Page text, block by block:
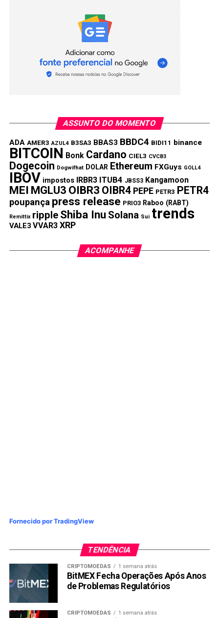
TÓPICOS RELACIONADOS: ETH
Gemini e Ripple lançam cartão de crédito XRP com
até 4% de cashback
ASSUNTO DO MOMENTO
ADA AMER3 AZUL4 B3SA3 BBAS3 BBDC4 BIDI11 binance
BITCOIN Bonk Cardano CIEL3 CVCB3
Dogecoin Dogwifhat DOLAR Ethereum FXGuys GOLL4
IBOV impostos IRBR3 ITUB4 JBSS3 Kangamoon
MEI MGLU3 OIBR3 OIBR4 PEPE PETR3 PETR4
poupança press release PRIO3 Raboo (RABT)
Remittix ripple Shiba Inu Solana Sui trends
VALE3 VVAR3 XRP
ACOMPANHE
Fornecido por TradingView
TENDÊNCIA
CRIPTOMOEDAS 1 semana atrás
BitMEX Fecha Operações Após Anos
de Problemas Regulatórios
CRIPTOMOEDAS 1 semana atrás